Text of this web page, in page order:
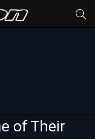
of Their